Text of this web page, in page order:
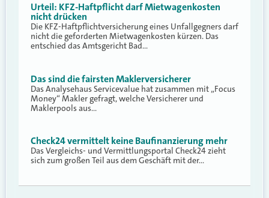
Urteil: KFZ-Haftpflicht darf Mietwagenkosten
nicht drücken
Die KFZ-Haftpflichtversicherung eines Unfallgegners darf
nicht die geforderten Mietwagenkosten kürzen. Das
entschied das Amtsgericht Bad…
Das sind die fairsten Maklerversicherer
Das Analysehaus Servicevalue hat zusammen mit „Focus
Money“ Makler gefragt, welche Versicherer und
Maklerpools aus…
Check24 vermittelt keine Baufinanzierung mehr
Das Vergleichs- und Vermittlungsportal Check24 zieht
sich zum großen Teil aus dem Geschäft mit der…